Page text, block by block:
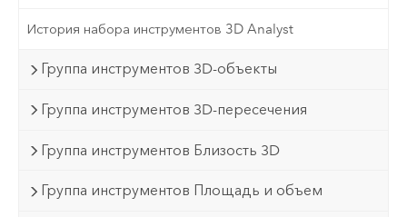
История набора инструментов 3D Analyst
Группа инструментов 3D-объекты
Группа инструментов 3D-пересечения
Группа инструментов Близость 3D
Группа инструментов Площадь и объем